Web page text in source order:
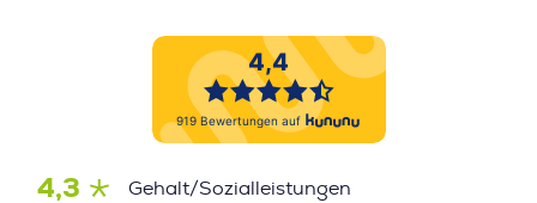
4,3 Gehalt/Sozialleistungen